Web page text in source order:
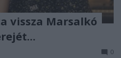
vissza Marsalkó
0